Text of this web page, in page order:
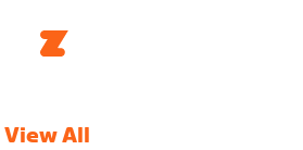
View All